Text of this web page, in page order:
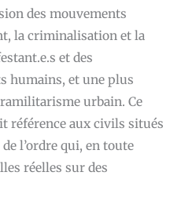
des mouvements
la criminalisation et la
et des
humains, et une plus
urbain. Ce
référence aux civils situés
l’ordre qui, en toute
réelles sur des